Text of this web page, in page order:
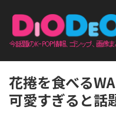
花捲を食べる
可愛すぎると話